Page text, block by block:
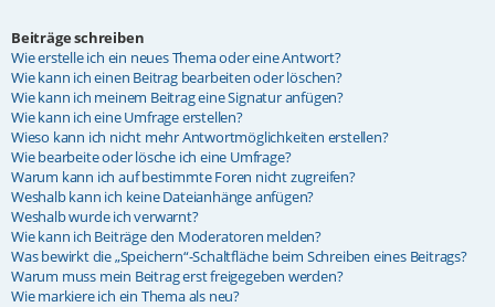
Beiträge schreiben
Wie erstelle ich ein neues Thema oder eine Antwort?
Wie kann ich einen Beitrag bearbeiten oder löschen?
Wie kann ich meinem Beitrag eine Signatur anfügen?
Wie kann ich eine Umfrage erstellen?
Wieso kann ich nicht mehr Antwortmöglichkeiten erstellen?
Wie bearbeite oder lösche ich eine Umfrage?
Warum kann ich auf bestimmte Foren nicht zugreifen?
Weshalb kann ich keine Dateianhänge anfügen?
Weshalb wurde ich verwarnt?
Wie kann ich Beiträge den Moderatoren melden?
Was bewirkt die „Speichern“-Schaltfläche beim Schreiben eines Beitrags?
Warum muss mein Beitrag erst freigegeben werden?
Wie markiere ich ein Thema als neu?